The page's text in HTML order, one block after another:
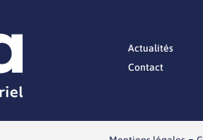
Actualités
Contact